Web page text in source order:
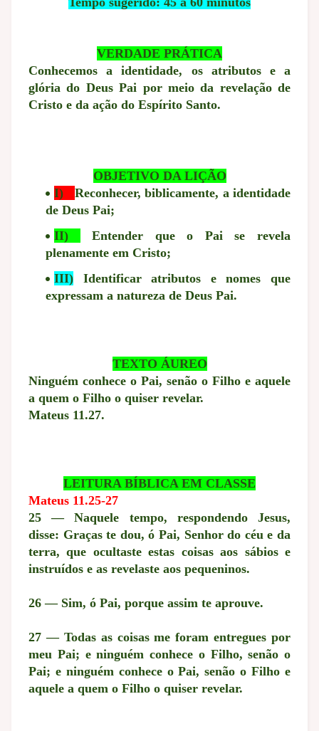
VERDADE PRÁTICA
Conhecemos a identidade, os atributos e a
glória do Deus Pai por meio da revelação de
Cristo e da ação do Espírito Santo.
OBJETIVO DA LIÇÃO
I) Reconhecer, biblicamente, a identidade
de Deus Pai;
II)
Entender que o Pai se revela
plenamente em Cristo;
III) Identificar atributos e nomes que
expressam a natureza de Deus Pai.
TEXTO ÁUREO
Ninguém conhece o Pai, senão o Filho e aquele
a quem o Filho o quiser revelar.
Mateus 11.27.
LEITURA BÍBLICA EM CLASSE
Mateus 11.25-27
25 — Naquele tempo, respondendo Jesus,
disse: Graças te dou, ó Pai, Senhor do céu e da
terra, que ocultaste estas coisas aos sábios e
instruídos e as revelaste aos pequeninos.
26 — Sim, ó Pai, porque assim te aprouve.
27 — Todas as coisas me foram entregues por
meu Pai; e ninguém conhece o Filho, senão o
Pai; e ninguém conhece o Pai, senão o Filho e
aquele a quem o Filho o quiser revelar.